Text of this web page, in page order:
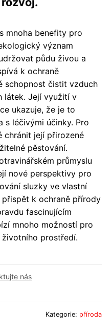
mnoha benefity pro
význam
půdu živou a
k ochraně
schopnost čistit vzduch
látek. Její využití v
ukazuje, že je to
s léčivými účinky. Pro
chránit její přirozené
pěstování.
průmyslu
nové perspektivy pro
sluzky ve vlastní
k ochraně přírody
fascinujícím
mnoho možností pro
prostředí.
nás
Kategorie: příroda